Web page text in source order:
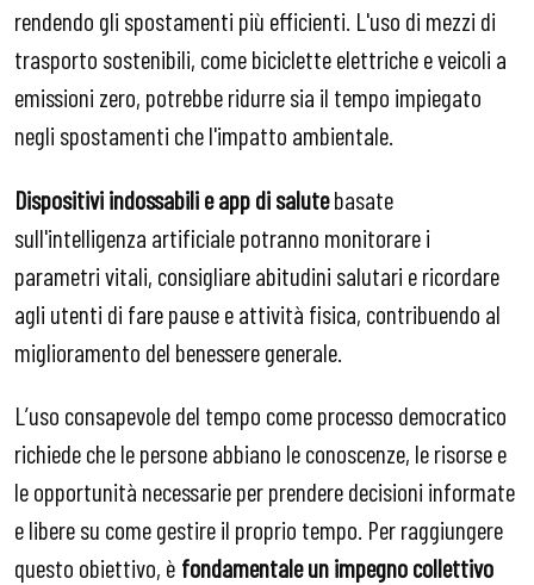
rendendo gli spostamenti più efficienti. L'uso di mezzi di
trasporto sostenibili, come biciclette elettriche e veicoli a
emissioni zero, potrebbe ridurre sia il tempo impiegato
negli spostamenti che l'impatto ambientale.
Dispositivi indossabili e app di salutebasate
sull'intelligenza artificiale potranno monitorare i
parametri vitali, consigliare abitudini salutari e ricordare
agli utenti di fare pause e attività fisica, contribuendo al
miglioramento del benessere generale.
L’uso consapevole del tempo come processo democratico
richiede che le persone abbiano le conoscenze, le risorse e
le opportunità necessarie per prendere decisioni informate
e libere su come gestire il proprio tempo. Per raggiungere
questo obiettivo, è fondamentale un impegno collettivo